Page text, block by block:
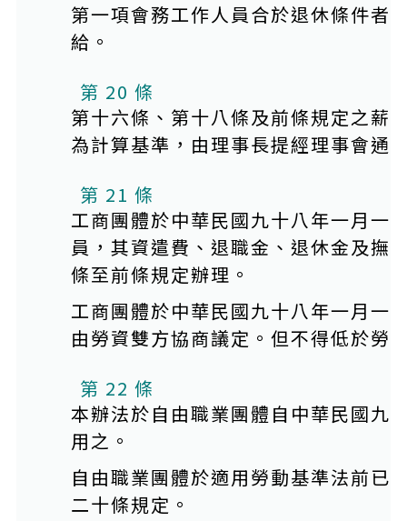
第一項會務工作人員合於退休條件者
給。
第 20 條
第十六條、第十八條及前條規定之薪
為計算基準，由理事長提經理事會通
第 21 條
工商團體於中華民國九十八年一月一
員，其資遣費、退職金、退休金及撫
條至前條規定辦理。
工商團體於中華民國九十八年一月一
由勞資雙方協商議定。但不得低於勞
第 22 條
本辦法於自由職業團體自中華民國九
用之。
自由職業團體於適用勞動基準法前已
二十條規定。